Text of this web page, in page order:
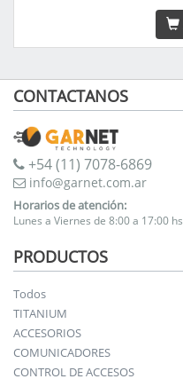
CONTACTANOS
+54 (11) 7078-6869
info@garnet.com.ar
Horarios de atención:
Lunes a Viernes de 8:00 a 17:00 hs
PRODUCTOS
Todos
TITANIUM
ACCESORIOS
COMUNICADORES
CONTROL DE ACCESOS